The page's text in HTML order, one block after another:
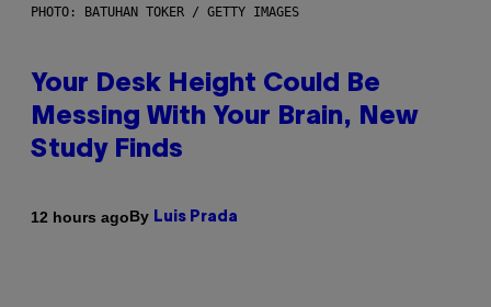
PHOTO: BATUHAN TOKER / GETTY IMAGES
Your Desk Height Could Be
Messing With Your Brain, New
Study Finds
12 hours agoBy Luis Prada